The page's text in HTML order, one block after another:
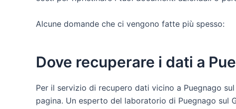
Alcune domande che ci vengono fatte più spesso:
Dove recuperare i dati a
Per il servizio di recupero dati vicino a Puegnago
pagina. Un esperto del laboratorio di Puegnago